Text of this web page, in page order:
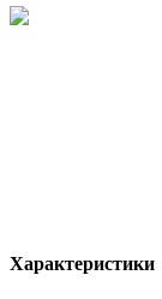
Характеристики